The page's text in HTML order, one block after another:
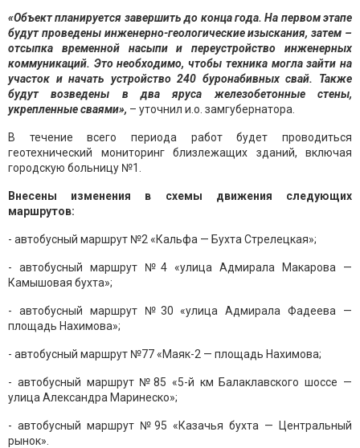
«Объект планируется завершить до конца года. На первом этапе
будут проведены инженерно-геологические изыскания, затем –
отсыпка временной насыпи и переустройство инженерных
коммуникаций. Это необходимо, чтобы техника могла зайти на
участок и начать устройство 240 буронабивных свай. Также
будут возведены в два яруса железобетонные стены,
укрепленные сваями», – уточнил и.о. замгубернатора.
В течение всего периода работ будет проводиться
геотехнический мониторинг близлежащих зданий, включая
городскую больницу №1.
Внесены изменения в схемы движения следующих
маршрутов:
- автобусный маршрут №2 «Кальфа — Бухта Стрелецкая»;
- автобусный маршрут №4 «улица Адмирала Макарова —
Камышовая бухта»;
- автобусный маршрут №30 «улица Адмирала Фадеева —
площадь Нахимова»;
- автобусный маршрут №77 «Маяк-2 — площадь Нахимова;
- автобусный маршрут №85 «5-й км Балаклавского шоссе —
улица Александра Маринеско»;
- автобусный маршрут №95 «Казачья бухта — Центральный
рынок».